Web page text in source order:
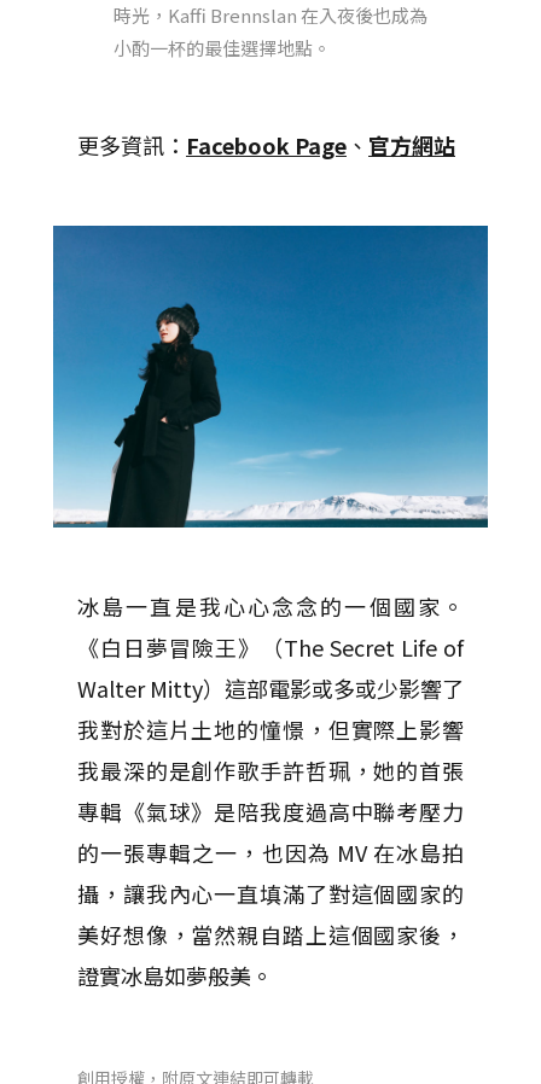
時光，Kaffi Brennslan 在入夜後也成為
小酌一杯的最佳選擇地點。
更多資訊： Facebook Page 、 官方網站
冰島一直是我心心念念的一個國家。
《白日夢冒險王》（The Secret Life of
Walter Mitty）這部電影或多或少影響了
我對於這片土地的憧憬，但實際上影響
我最深的是創作歌手許哲珮，她的首張
專輯《氣球》是陪我度過高中聯考壓力
的一張專輯之一，也因為 MV 在冰島拍
攝，讓我內心一直填滿了對這個國家的
美好想像，當然親自踏上這個國家後，
證實冰島如夢般美。
創用授權，附原文連結即可轉載